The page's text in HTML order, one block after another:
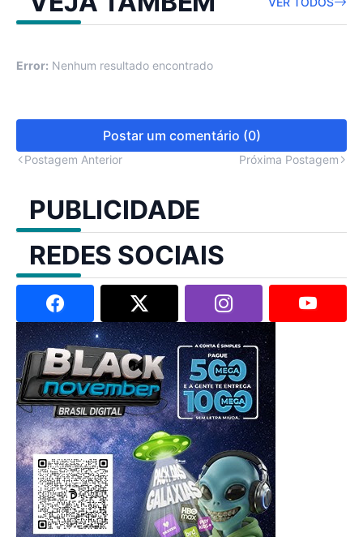
Error: Nenhum resultado encontrado
Postar um comentário (0)
Postagem Anterior Próxima Postagem
PUBLICIDADE
REDES SOCIAIS